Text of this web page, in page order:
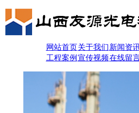
网站首页关于我们新闻资
工程案例 宣传视频在线留